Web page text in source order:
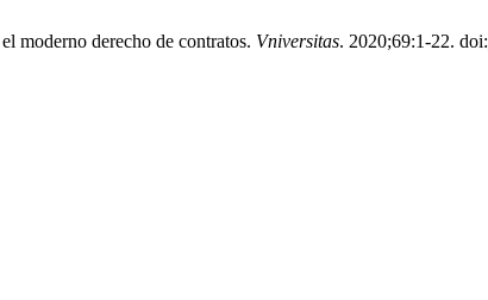
moderno derecho de contratos. Vniversitas. 2020;69:1-22. doi: